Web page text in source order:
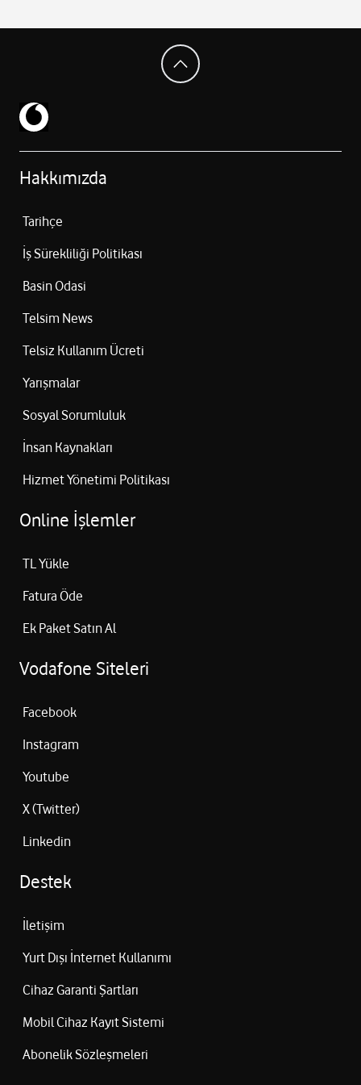
Hakkımızda
Tarihçe
İş Sürekliliği Politikası
Basin Odasi
Telsim News
Telsiz Kullanım Ücreti
Yarışmalar
Sosyal Sorumluluk
İnsan Kaynakları
Hizmet Yönetimi Politikası
Online İşlemler
TL Yükle
Fatura Öde
Ek Paket Satın Al
Vodafone Siteleri
Facebook
Instagram
Youtube
X (Twitter)
Linkedin
Destek
İletişim
Yurt Dışı İnternet Kullanımı
Cihaz Garanti Şartları
Mobil Cihaz Kayıt Sistemi
Abonelik Sözleşmeleri